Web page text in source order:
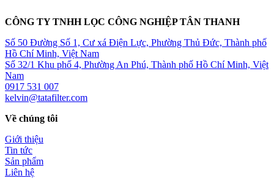
CÔNG TY TNHH LỌC CÔNG NGHIỆP TÂN THANH
Số 50 Đường Số 1, Cư xá Điện Lực, Phường Thủ Đức, Thành phố
Hồ Chí Minh, Việt Nam
Số 32/1 Khu phố 4, Phường An Phú, Thành phố Hồ Chí Minh, Việt
Nam
0917 531 007
kelvin@tatafilter.com
Về chúng tôi
Giới thiệu
Tin tức
Sản phẩm
Liên hệ